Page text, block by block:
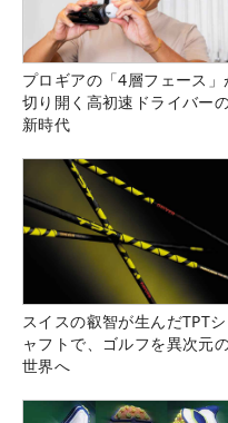
プロギアの「4層フェース」
切り開く高初速ドライバー
新時代
スイスの叡智が生んだTPTシ
ャフトで、ゴルフを異次元
世界へ